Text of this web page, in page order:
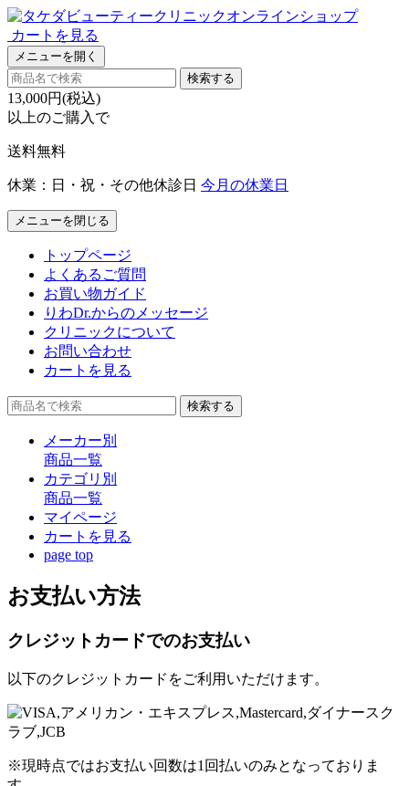
カートを見る
メニューを開く
検索する
13,000円(税込)
以上のご購入で
送料無料
休業：日・祝・その他休診日 今月の休業日
メニューを閉じる
トップページ
よくあるご質問
お買い物ガイド
りわDr.からのメッセージ
クリニックについて
お問い合わせ
カートを見る
検索する
メーカー別
商品一覧
カテゴリ別
商品一覧
マイページ
カート を見る
page top
お支払い方法
クレジットカードでのお支払い
以下のクレジットカードをご利用いただけます。
※現時点ではお支払い回数は1回払いのみとなっておりま